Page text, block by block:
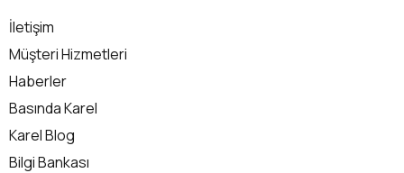
İletişim
Müşteri Hizmetleri
Haberler
Basında Karel
Karel Blog
Bilgi Bankası